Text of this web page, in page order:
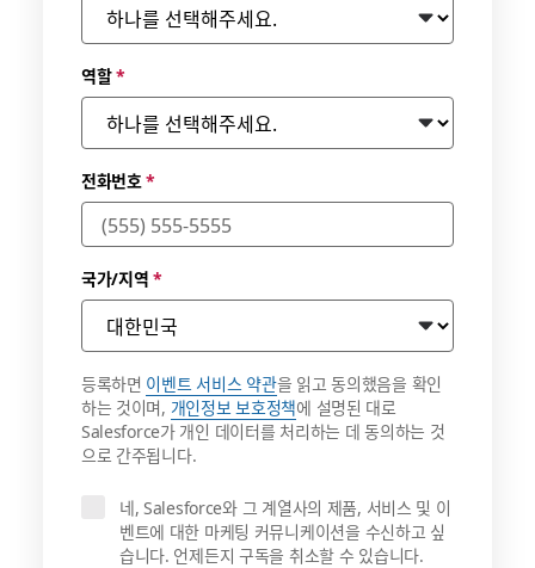
역할*
전화번호*
국가/지역 *
등록하면 이벤트 서비스 약관을 읽고 동의했음을 확인
하는 것이며, 개인정보 보호정책에 설명된 대로
Salesforce가 개인 데이터를 처리하는 데 동의하는 것
으로 간주됩니다.
네, Salesforce와 그 계열사의 제품, 서비스 및 이
벤트에 대한 마케팅 커뮤니케이션을 수신하고 싶
습니다. 언제든지 구독을 취소할 수 있습니다.